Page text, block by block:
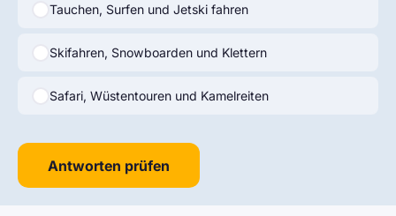
Tauchen, Surfen und Jetski fahren
Skifahren, Snowboarden und Klettern
Safari, Wüstentouren und Kamelreiten
Antworten prüfen